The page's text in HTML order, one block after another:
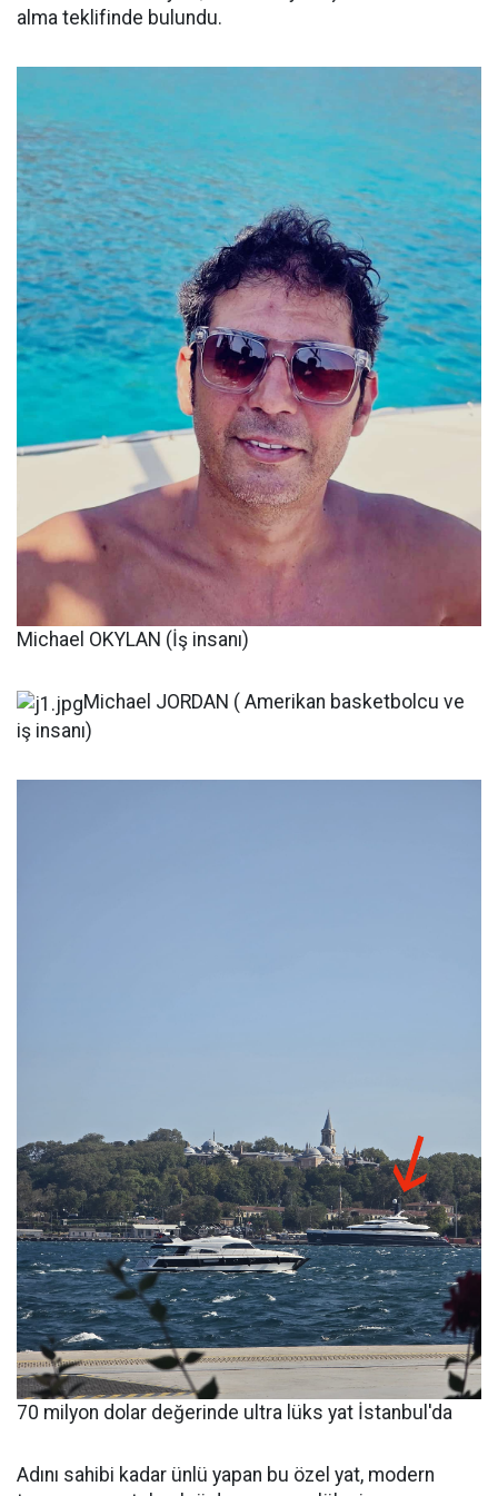
alma teklifinde bulundu.
Michael OKYLAN (İş insanı)
Michael JORDAN ( Amerikan basketbolcu ve
iş insanı)
70 milyon dolar değerinde ultra lüks yat İstanbul'da
Adını sahibi kadar ünlü yapan bu özel yat, modern